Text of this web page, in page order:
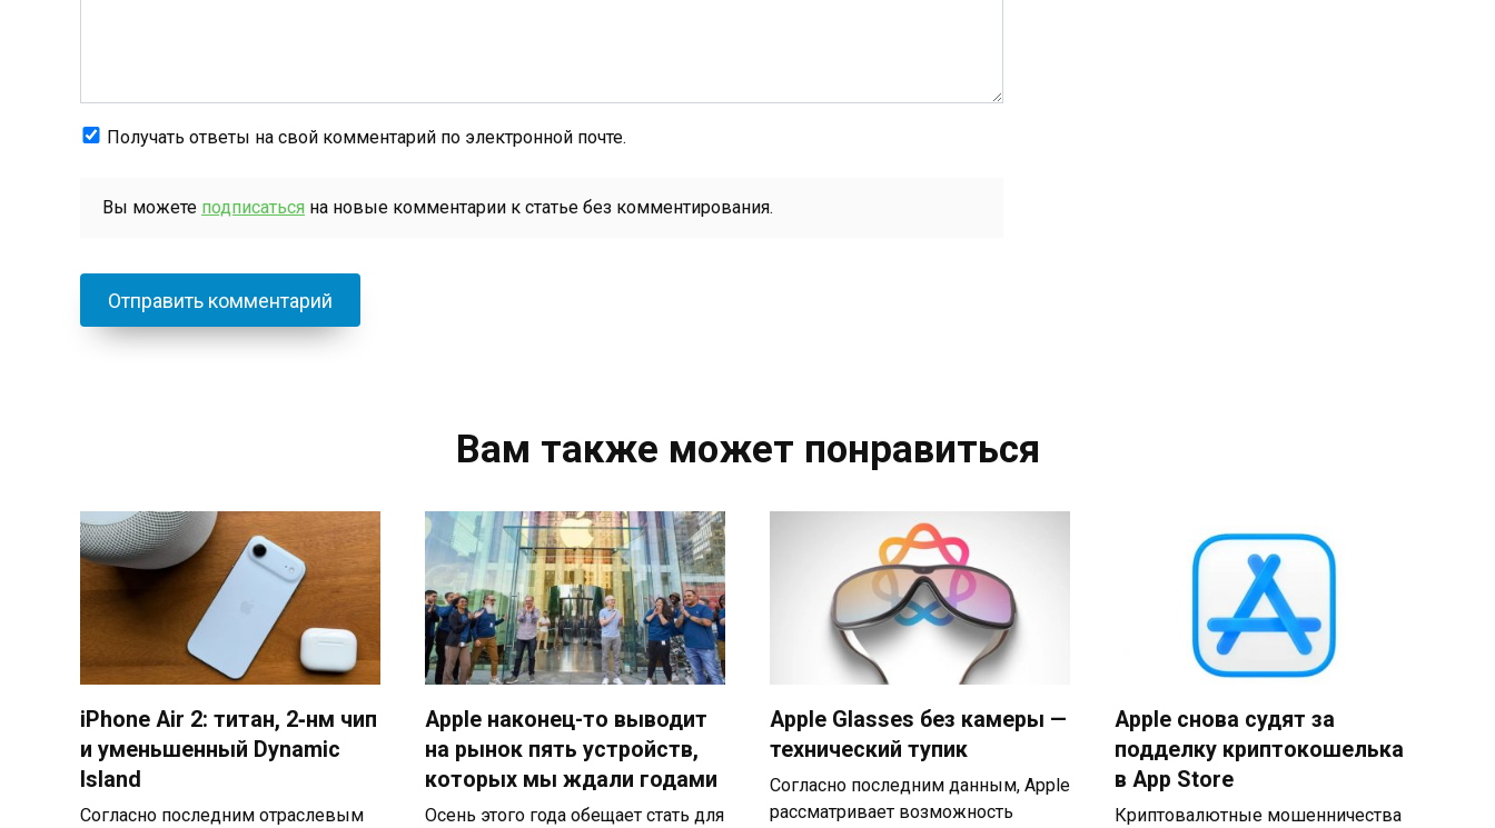
Получать ответы на свой комментарий по электронной почте.
Вы можете подписаться на новые комментарии к статье без комментирования.
Вам также может понравиться
iPhone Air 2: титан, 2‑нм чип
и уменьшенный Dynamic
Island
Согласно последним отраслевым
Apple наконец-то выводит
на рынок пять устройств,
которых мы ждали годами
Осень этого года обещает стать для
Apple Glasses без камеры —
технический тупик
Согласно последним данным, Apple
рассматривает возможность
Apple снова судят за
подделку криптокошелька
в App Store
Криптовалютные мошенничества